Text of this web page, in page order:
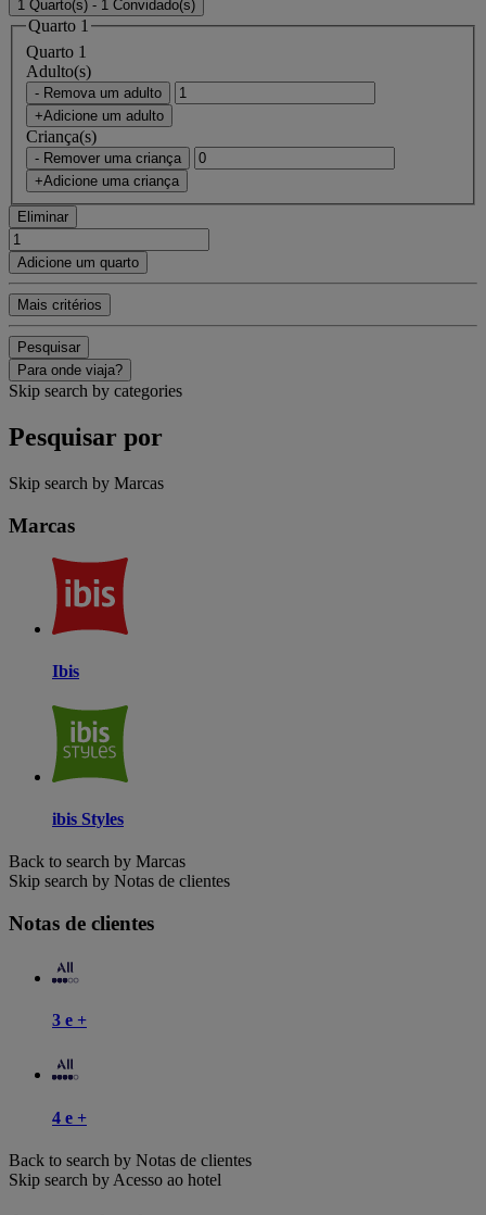
1 Quarto(s) - 1 Convidado(s)
Quarto 1
Quarto 1
Adulto(s)
- Remova um adulto
+Adicione um adulto
Criança(s)
- Remover uma criança
+Adicione uma criança
Eliminar
Adicione um quarto
Mais critérios
Pesquisar
Para onde viaja?
Skip search by categories
Pesquisar por
Skip search by Marcas
Marcas
Ibis
ibis Styles
Back to search by Marcas
Skip search by Notas de clientes
Notas de clientes
3 e +
4 e +
Back to search by Notas de clientes
Skip search by Acesso ao hotel